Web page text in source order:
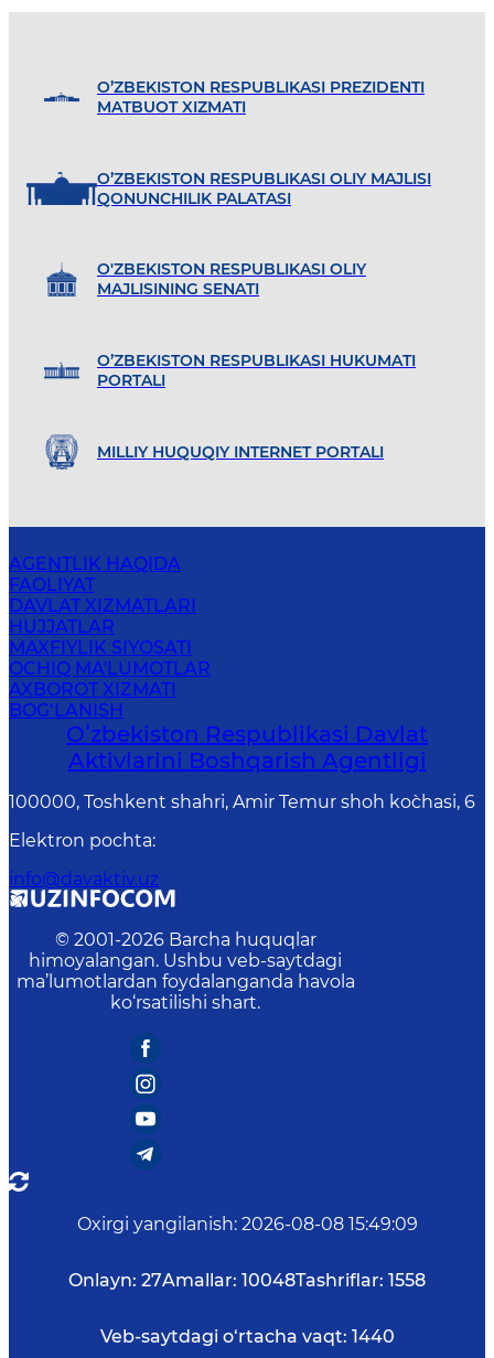
O’ZBEKISTON RESPUBLIKASI PREZIDENTI
MATBUOT XIZMATI
O’ZBEKISTON RESPUBLIKASI OLIY MAJLISI
QONUNCHILIK PALATASI
O'ZBEKISTON RESPUBLIKASI OLIY
MAJLISINING SENATI
O’ZBEKISTON RESPUBLIKASI HUKUMATI
PORTALI
MILLIY HUQUQIY INTERNET PORTALI
AGENTLIK HAQIDA
FAOLIYAT
DAVLAT XIZMATLARI
HUJJATLAR
MAXFIYLIK SIYOSATI
OCHIQ MA'LUMOTLAR
AXBOROT XIZMATI
BOG‘LANISH
Oʻzbekiston Respublikasi Davlat
Aktivlarini Boshqarish Agentligi
100000, Toshkent shahri, Amir Temur shoh ko`chasi, 6
Elektron pochta:
info@davaktiv.uz
© 2001-2026 Barcha huquqlar
himoyalangan. Ushbu veb-saytdagi
ma’lumotlardan foydalanganda havola
ko‘rsatilishi shart.
Oxirgi yangilanish: 2026-08-08 15:49:09
Onlayn: 27Amallar: 10048Tashriflar: 1558
Veb-saytdagi o‘rtacha vaqt: 1440